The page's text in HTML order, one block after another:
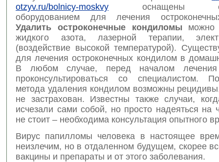
otzyv.ru/bolnicy-moskvy оснащены
оборудованием для лечения
Удалить остроконечные кондиломы можно
жидкого азота, лазерной терапии,
(воздействие высокой температурой).
для лечения остроконечных кондилом в
В любом случае, перед началом лечения
проконсультироваться со специалистом.
метода удаления кондилом возможны
не застрахован. Известны также случаи,
исчезали сами собой, но просто надеяться на
не стоит – необходима консультация опытного
Вирус папилломы человека в настоящее
неизлечим, но в отдаленном будущем, скорее
вакцины и препараты и от этого заболевания.